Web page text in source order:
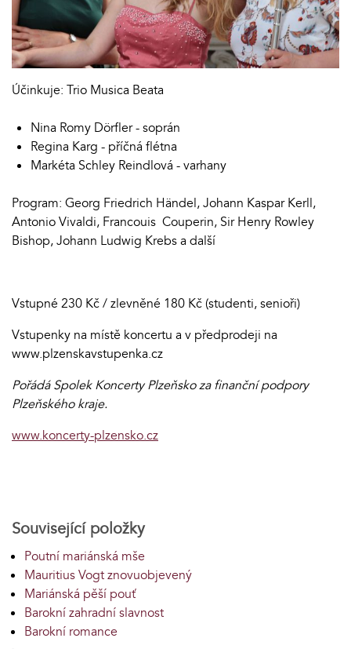
Účinkuje: Trio Musica Beata
Nina Romy Dörfler - soprán
Regina Karg - příčná flétna
Markéta Schley Reindlová - varhany
Program: Georg Friedrich Händel, Johann Kaspar Kerll,
Antonio Vivaldi, Francouis Couperin, Sir Henry Rowley
Bishop, Johann Ludwig Krebs a další
Vstupné 230 Kč / zlevněné 180 Kč (studenti, senioři)
Vstupenky na místě koncertu a v předprodeji na
www.plzenskavstupenka.cz
Pořádá Spolek Koncerty Plzeňsko za finanční podpory
Plzeňského kraje.
www.koncerty-plzensko.cz
Související položky
Poutní mariánská mše
Mauritius Vogt znovuobjevený
Mariánská pěší pouť
Barokní zahradní slavnost
Barokní romance